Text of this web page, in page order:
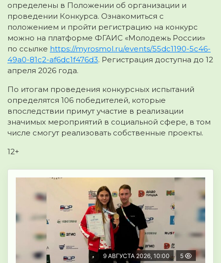
определены в Положении об организации и
проведении Конкурса. Ознакомиться с
положением и пройти регистрацию на конкурс
можно на платформе ФГАИС «Молодежь России»
по ссылке https://myrosmol.ru/events/55dc1190-5c46-
49a0-81c2-af6dc1f476d3. Регистрация доступна до 12
апреля 2026 года.
По итогам проведения конкурсных испытаний
определятся 106 победителей, которые
впоследствии примут участие в реализации
значимых мероприятий в социальной сфере, в том
числе смогут реализовать собственные проекты.
12+
9 АВГУСТА 2026, 10:00 5